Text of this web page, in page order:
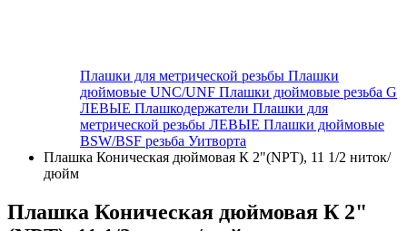
Плашки для метрической резьбы Плашки
дюймовые UNC/UNF Плашки дюймовые резьба G
ЛЕВЫЕ Плашкодержатели Плашки для
метрической резьбы ЛЕВЫЕ Плашки дюймовые
BSW/BSF резьба Уитворта
Плашка Коническая дюймовая К 2"(NPT), 11 1/2 ниток/
дюйм
Плашка Коническая дюймовая К 2"